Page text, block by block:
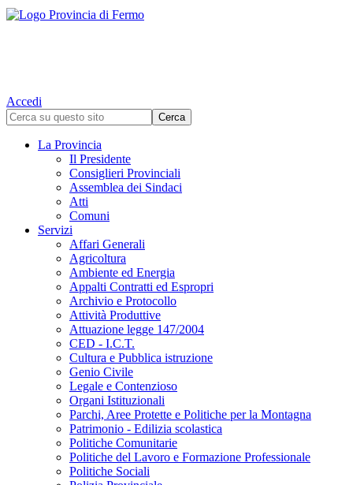
Accedi
La Provincia
Il Presidente
Consiglieri Provinciali
Assemblea dei Sindaci
Atti
Comuni
Servizi
Affari Generali
Agricoltura
Ambiente ed Energia
Appalti Contratti ed Espropri
Archivio e Protocollo
Attività Produttive
Attuazione legge 147/2004
CED - I.C.T.
Cultura e Pubblica istruzione
Genio Civile
Legale e Contenzioso
Organi Istituzionali
Parchi, Aree Protette e Politiche per la Montagna
Patrimonio - Edilizia scolastica
Politiche Comunitarie
Politiche del Lavoro e Formazione Professionale
Politiche Sociali